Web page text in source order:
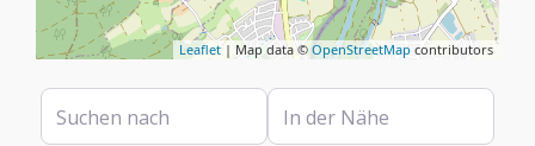
Leaflet| Map data © OpenStreetMap contributors
Suchen nach In der Nähe